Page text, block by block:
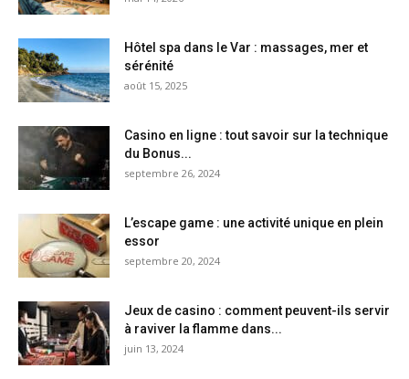
Hôtel spa dans le Var : massages, mer et
sérénité
août 15, 2025
Casino en ligne : tout savoir sur la technique
du Bonus...
septembre 26, 2024
L’escape game : une activité unique en plein
essor
septembre 20, 2024
Jeux de casino : comment peuvent-ils servir
à raviver la flamme dans...
juin 13, 2024